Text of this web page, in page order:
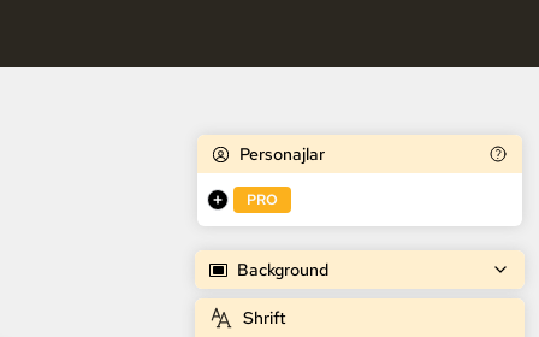
Personajlar
PRO
Background
Shrift